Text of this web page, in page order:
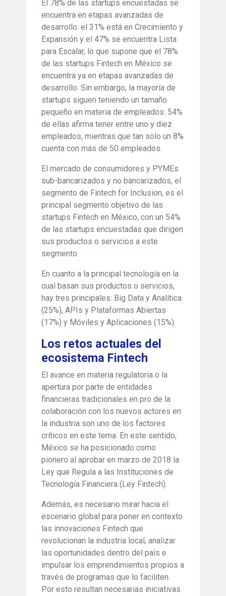
El 78% de las startups encuestadas se
encuentra en etapas avanzadas de
desarrollo: el 31% está en Crecimiento y
Expansión y el 47% se encuentra Lista
para Escalar, lo que supone que el 78%
de las startups Fintech en México se
encuentra ya en etapas avanzadas de
desarrollo. Sin embargo, la mayoría de
startups siguen teniendo un tamaño
pequeño en materia de empleados: 54%
de ellas afirma tener entre uno y diez
empleados, mientras que tan solo un 8%
cuenta con más de 50 empleados.
El mercado de consumidores y PYMEs
sub-bancarizados y no bancarizados, el
segmento de Fintech for Inclusion, es el
principal segmento objetivo de las
startups Fintech en México, con un 54%
de las startups encuestadas que dirigen
sus productos o servicios a este
segmento.
En cuanto a la principal tecnología en la
cual basan sus productos o servicios,
hay tres principales: Big Data y Analítica
(25%), APIs y Plataformas Abiertas
(17%) y Móviles y Aplicaciones (15%).
Los retos actuales del
ecosistema Fintech
El avance en materia regulatoria o la
apertura por parte de entidades
financieras tradicionales en pro de la
colaboración con los nuevos actores en
la industria son uno de los factores
críticos en este tema. En este sentido,
México se ha posicionado como
pionero al aprobar en marzo de 2018 la
Ley que Regula a las Instituciones de
Tecnología Financiera (Ley Fintech).
Además, es necesario mirar hacia el
escenario global para poner en contexto
las innovaciones Fintech que
revolucionan la industria local, analizar
las oportunidades dentro del país e
impulsar los emprendimientos propios a
través de programas que lo faciliten.
Por esto resultan necesarias iniciativas